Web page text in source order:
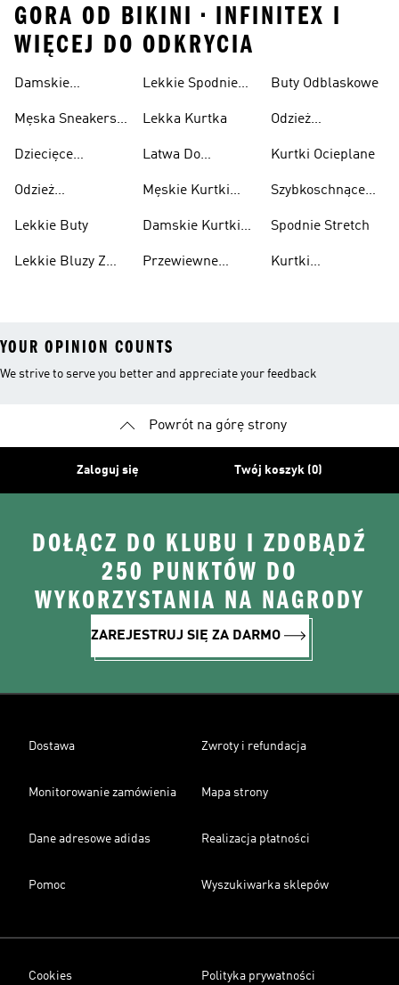
GORA OD BIKINI • INFINITEX I
WIĘCEJ DO ODKRYCIA
Damskie
Przewiewne
Męska Sneakersy
Dziecięce
Przewiewne
Odzież
Lekkie Buty
Lekkie Bluzy Z
Lekkie Spodnie
Lekka Kurtka
Latwa Do
Kurtki
Męskie Kurtki
Damskie Kurtki
Przewiewne
Buty Odblaskowe
Odzież
Kurtki Ocieplane
Szybkoschnące
Spodnie Stretch
Kurtki
YOUR OPINION COUNTS
We strive to serve you better and appreciate your feedback
Powrót na górę strony
Zaloguj się Twój koszyk (0)
DOŁĄCZ DO KLUBU I ZDOBĄDŹ
250 PUNKTÓW DO
WYKORZYSTANIA NA NAGRODY
ZAREJESTRUJ SIĘ ZA DARMO
Dostawa Zwroty i refundacja
Monitorowanie zamówienia Mapa strony
Dane adresowe adidas Realizacja płatności
Pomoc Wyszukiwarka sklepów
Cookies Polityka prywatności